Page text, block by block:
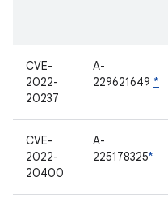
CVE-
2022-
20237
A-
229621649 *
CVE-
2022-
20400
A-
225178325*